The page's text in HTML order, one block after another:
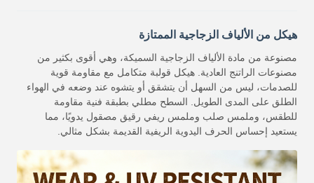
هيكل من الألياف الزجاجية الممتازة
مصنوعة من مادة الألياف الزجاجية السميكة، وهي أقوى بكثير من
مصنوعات الراتنج العادية. هيكل قولبة متكامل مع مقاومة قوية
للصدمات، ليس من السهل أن يتشقق أو يتشوه عند وضعه في الهواء
الطلق على المدى الطويل. السطح مطلي بطبقة فنية مقاومة
للطقس، وملمس صلب وملمس ريفي رقيق مصقول يدويًا، مما
يستعيد إحساس الحرف اليدوية الريفية القديمة بشكل مثالي.